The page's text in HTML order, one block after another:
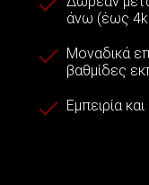
άνω (έως
Μοναδικά
βαθμίδες
Εμπειρία